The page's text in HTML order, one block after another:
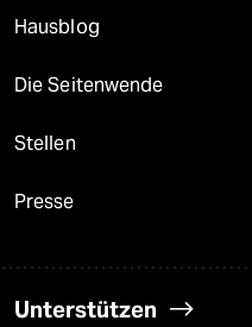
Hausblog
Die Seitenwende
Stellen
Presse
Unterstützen